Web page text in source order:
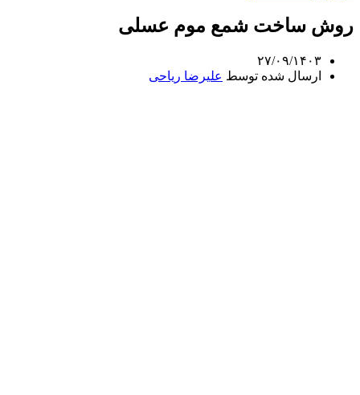
روش ساخت شمع موم عسلی
۲۷/۰۹/۱۴۰۳
ارسال شده توسط علیرضا ریاحی